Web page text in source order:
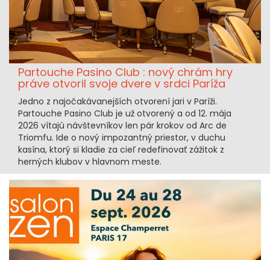
Partouche Pasino Club : nový chrám hry
práve otvoril svoje dvere v srdci Paríža
Jedno z najočakávanejších otvorení jari v Paríži.
Partouche Pasino Club je už otvorený a od 12. mája
2026 vítajú návštevníkov len pár krokov od Arc de
Triomfu. Ide o nový impozantný priestor, v duchu
kasína, ktorý si kladie za cieľ redefinovať zážitok z
herných klubov v hlavnom meste.